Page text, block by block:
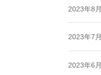
2023年8月
2023年7月
2023年6月